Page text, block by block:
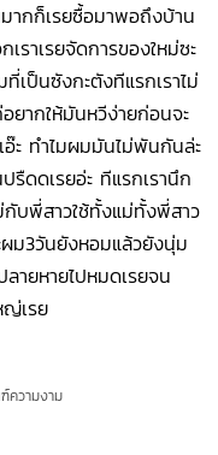
ากก็เรยซื้อมาพอถึงบ้าน
เราเรยจัดการของใหม่ซะ
เป็นซังกะตังทีแรกเราไม่
ยากให้มันหวีง่ายก่อนจะ
ะ ทำไมผมมันไม่พันกันล่ะ
รืดดเรยอ่ะ ทีแรกเรานึก
ม่กับพี่สาวใช้ทั้งแม่ทั้งพี่สาว
ะผม3วันยังหอมแล้วยังนุ่ม
ายหายไปหมดเรยจน
ญ่เรย
ความงาม